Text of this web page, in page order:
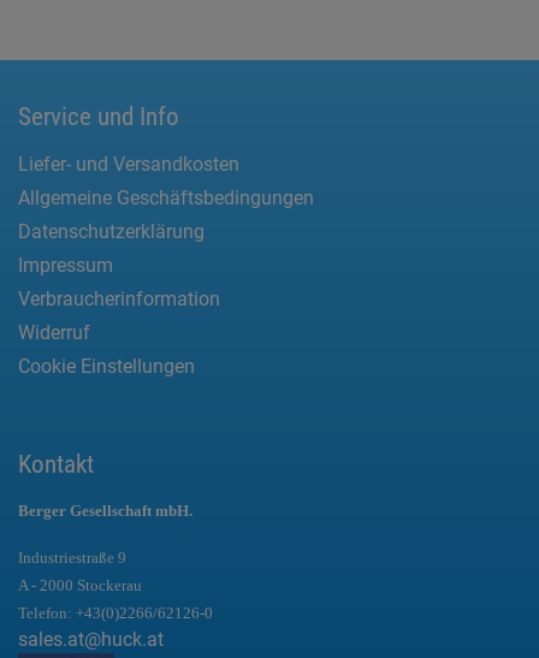
Service und Info
Liefer- und Versandkosten
Allgemeine Geschäftsbedingungen
Datenschutzerklärung
Impressum
Verbraucherinformation
Widerruf
Cookie Einstellungen
Kontakt
Berger Gesellschaft mbH.
Industriestraße 9
A - 2000 Stockerau
Telefon: +43(0)2266/62126-0
sales.at@huck.at